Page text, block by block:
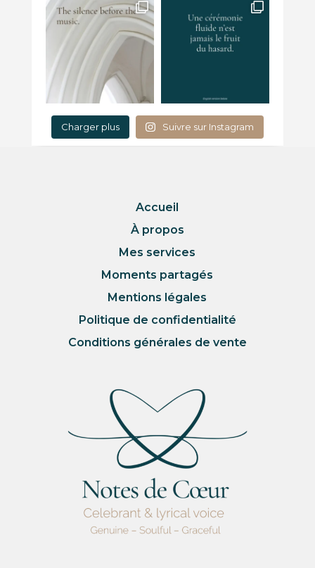
Charger plus Suivre sur Instagram
Accueil
À propos
Mes services
Moments partagés
Mentions légales
Politique de confidentialité
Conditions générales de vente